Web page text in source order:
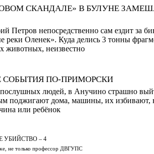
СКАНДАЛЕ» В БУЛУНЕ
Петров непосредственно сам ездит за
реки Оленек». Куда делись 3 тонны
животных, неизвестно
СОБЫТИЯ ПО-ПРИМОРСКИ
людей, в Анучино страшно
поджигают дома, машины, их избивают,
или ребёнок
УБИЙСТВО – 4
не только профессор ДВГУПС